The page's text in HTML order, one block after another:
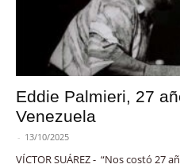
Eddie Palmieri, 27
Venezuela
- 13/10/2025
VÍCTOR SUÁREZ - “Nos costó 27